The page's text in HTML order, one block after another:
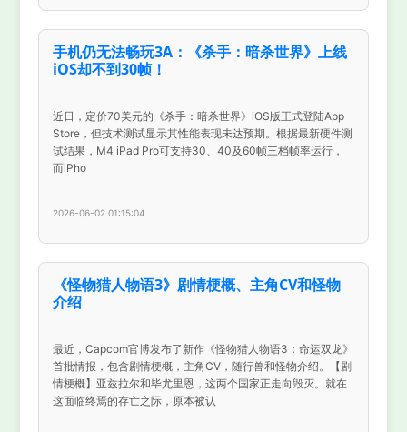
手机仍无法畅玩3A：《杀手：暗杀世界》上线
iOS却不到30帧！
近日，定价70美元的《杀手：暗杀世界》iOS版正式登陆App
Store，但技术测试显示其性能表现未达预期。根据最新硬件测
试结果，M4 iPad Pro可支持30、40及60帧三档帧率运行，
而iPho
2026-06-02 01:15:04
《怪物猎人物语3》剧情梗概、主角CV和怪物
介绍
最近，Capcom官博发布了新作《怪物猎人物语3：命运双龙》
首批情报，包含剧情梗概，主角CV，随行兽和怪物介绍。【剧
情梗概】亚兹拉尔和毕尤里恩，这两个国家正走向毁灭。就在
这面临终焉的存亡之际，原本被认